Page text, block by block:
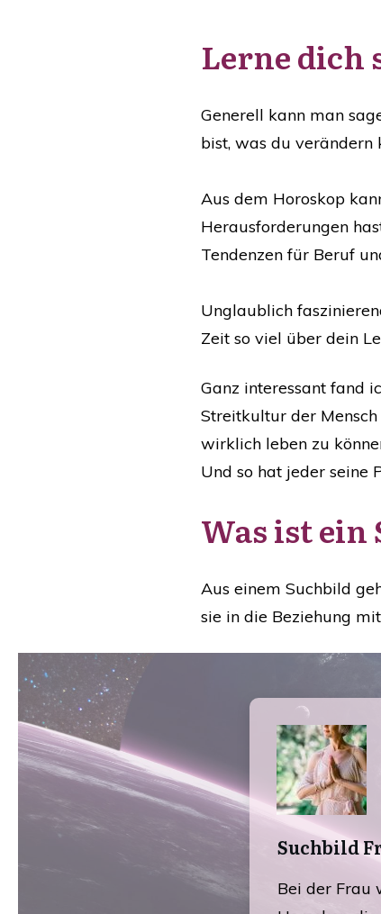
Lerne dich
Generell kann man
bist, was du verändern
Aus dem Horoskop
Herausforderungen
Tendenzen für Beruf
Unglaublich
Zeit so viel über dein
Ganz interessant fand
Streitkultur der Mensch
wirklich leben zu
Und so hat jeder seine
Was ist ein
Aus einem Suchbild
sie in die Beziehung
Suchbild
Bei der Frau